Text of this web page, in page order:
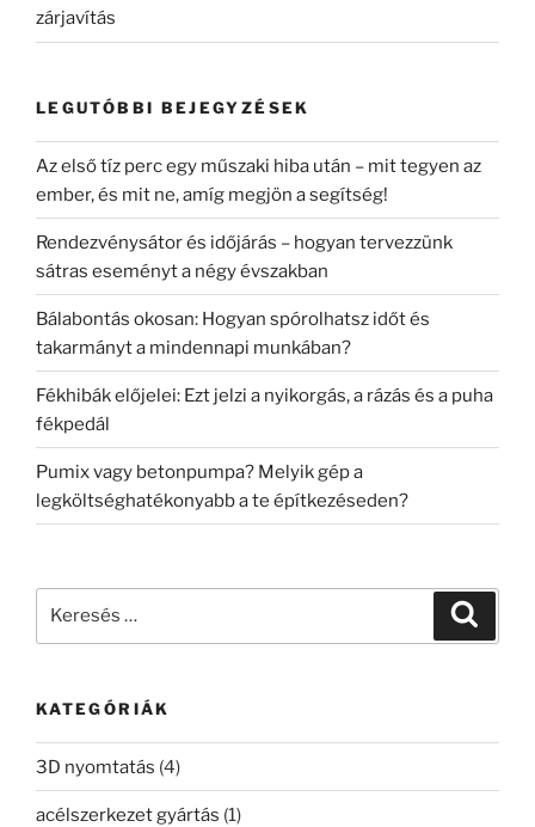
zárjavítás
LEGUTÓBBI BEJEGYZÉSEK
Az első tíz perc egy műszaki hiba után – mit tegyen az
ember, és mit ne, amíg megjön a segítség!
Rendezvénysátor és időjárás – hogyan tervezzünk
sátras eseményt a négy évszakban
Bálabontás okosan: Hogyan spórolhatsz időt és
takarmányt a mindennapi munkában?
Fékhibák előjelei: Ezt jelzi a nyikorgás, a rázás és a puha
fékpedál
Pumix vagy betonpumpa? Melyik gép a
legköltséghatékonyabb a te építkezéseden?
KATEGÓRIÁK
3D nyomtatás (4)
acélszerkezet gyártás (1)